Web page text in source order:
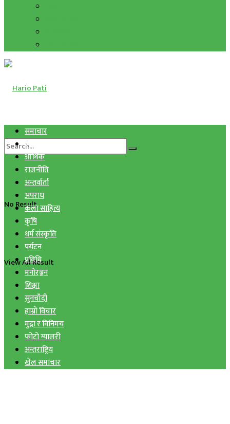
No Result
View All Result
समाचार
स्वास्थ्य
आर्थिक
राजनीति
अन्तर्वार्ता
अपराध
कला साहित्य
कृषि
धर्म संस्कृति
पर्यटन
प्रविधि
मनोरञ्जन
शिक्षा
सुनचाँदी
हाम्रो विचार
मुद्रा र विनिमय
फोटो ग्यालरी
अन्तराष्ट्रिय
खेल समाचार